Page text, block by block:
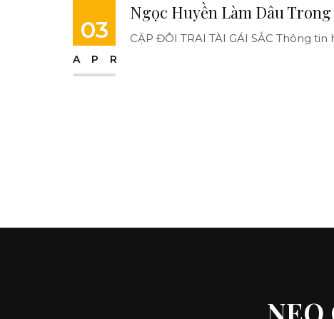
03
APR
Ngọc Huyền Làm Dâu
CẶP ĐÔI TRAI TÀI GÁI SẮC Thông
NEO